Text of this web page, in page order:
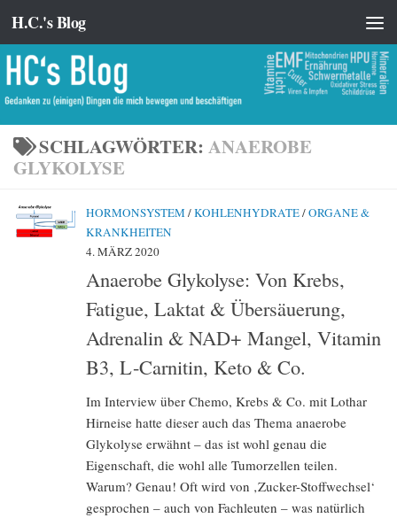
Zum Inhalt springen
H.C.'s Blog
SCHLAGWÖRTER: ANAEROBE
GLYKOLYSE
HORMONSYSTEM /KOHLENHYDRATE/ORGANE &
KRANKHEITEN
4. MÄRZ 2020
Anaerobe Glykolyse: Von Krebs,
Fatigue, Laktat & Übersäuerung,
Adrenalin & NAD+ Mangel, Vitamin
B3, L-Carnitin, Keto & Co.
Im Interview über Chemo, Krebs & Co. mit Lothar
Hirneise hatte dieser auch das Thema anaerobe
Glykolyse erwähnt – das ist wohl genau die
Eigenschaft, die wohl alle Tumorzellen teilen.
Warum? Genau! Oft wird von ‚Zucker-Stoffwechsel‘
gesprochen – auch von Fachleuten – was natürlich